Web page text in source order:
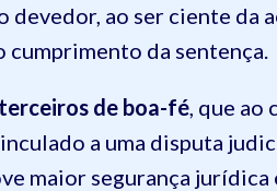
devedor, ao ser ciente da
da sentença.
de boa-fé , que
a uma disputa
maior segurança jurídica